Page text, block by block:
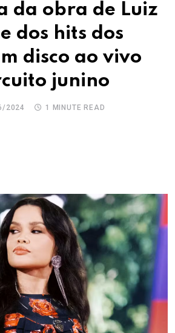
da obra de Luiz
dos hits dos
disco ao vivo
junino
2024
1 MINUTE READ